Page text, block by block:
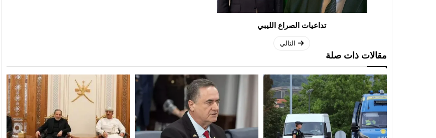
تداعيات الصراع الليبي
التالي
مقالات ذات صلة